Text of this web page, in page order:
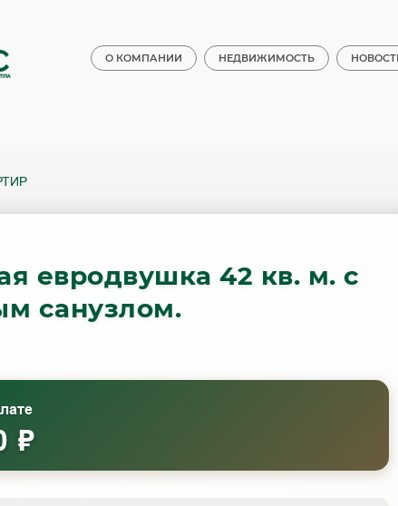
О КОМПАНИИ НЕДВИЖИМОСТЬ
евродвушка 42 кв. м. с
санузлом.
₽